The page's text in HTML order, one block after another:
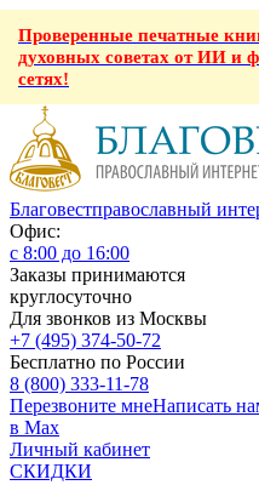
Проверенные печатные
духовных советах от ИИ и
сетях!
Благовестправославный
Офис:
с 8:00 до 16:00
Заказы принимаются
круглосуточно
Для звонков из Москвы
+7 (495) 374-50-72
Бесплатно по России
8 (800) 333-11-78
Перезвоните мнеНаписать
в Max
Личный кабинет
СКИДКИ